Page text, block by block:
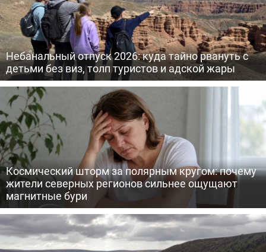
Небанальный отпуск 2026: куда тайно рвануть с
детьми без виз, толп туристов и адской жары
Космический шторм за полярным кругом: почему
жители северных регионов сильнее ощущают
магнитные бури